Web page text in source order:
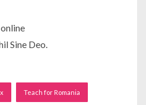
online
Sine Deo.
Teach for Romania